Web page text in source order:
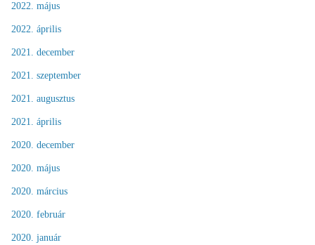
2022. május
2022. április
2021. december
2021. szeptember
2021. augusztus
2021. április
2020. december
2020. május
2020. március
2020. február
2020. január